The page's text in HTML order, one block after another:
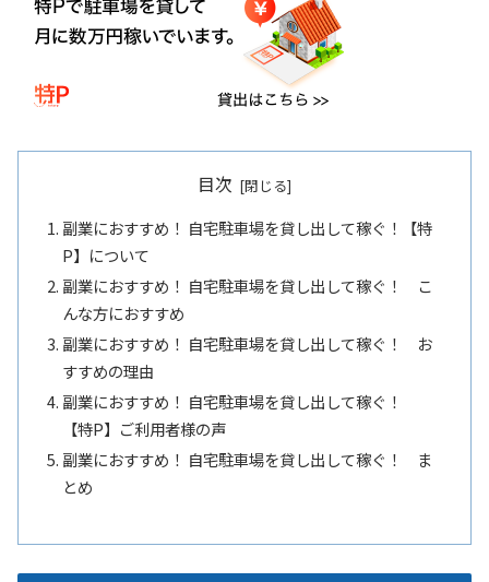
目次
副業におすすめ！ 自宅駐車場を貸し出して稼ぐ！【特
P】について
副業におすすめ！ 自宅駐車場を貸し出して稼ぐ！ こ
んな方におすすめ
副業におすすめ！ 自宅駐車場を貸し出して稼ぐ！ お
すすめの理由
副業におすすめ！ 自宅駐車場を貸し出して稼ぐ！
【特P】ご利用者様の声
副業におすすめ！ 自宅駐車場を貸し出して稼ぐ！ ま
とめ